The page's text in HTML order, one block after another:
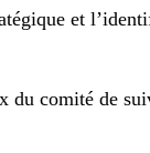
et
du comité de